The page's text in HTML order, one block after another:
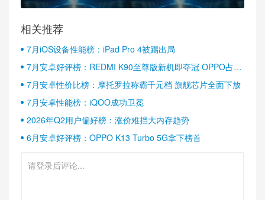
相关推荐
7月iOS设备性能榜：iPad Pro 4被踢出局
7月安卓好评榜：REDMI K90至尊版新机即夺冠 OPPO占据
半壁江山
7月安卓性价比榜：摩托罗拉称霸千元档 旗舰芯片全面下放
7月安卓性能榜：iQOO成功卫冕
2026年Q2用户偏好榜：涨价难挡大内存趋势
6月安卓好评榜：OPPO K13 Turbo 5G拿下榜首